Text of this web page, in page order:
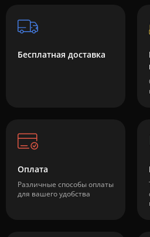
Бесплатная доставка
Оплата
Различные способы оплаты
для вашего удобства